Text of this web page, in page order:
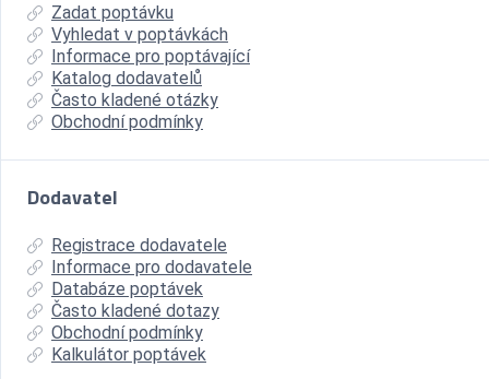
Zadat poptávku
Vyhledat v poptávkách
Informace pro poptávající
Katalog dodavatelů
Často kladené otázky
Obchodní podmínky
Dodavatel
Registrace dodavatele
Informace pro dodavatele
Databáze poptávek
Často kladené dotazy
Obchodní podmínky
Kalkulátor poptávek